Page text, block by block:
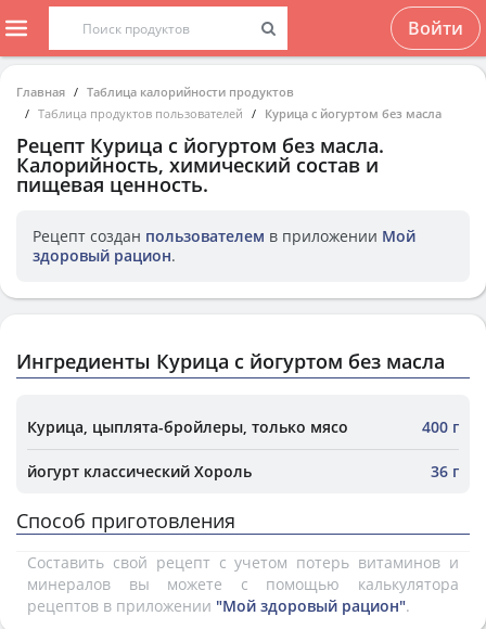
Войти
Главная
Таблица калорийности продуктов
Таблица продуктов пользователей
Курица с йогуртом без масла
Рецепт Курица с йогуртом без масла.
Калорийность, химический состав и
пищевая ценность.
Рецепт создан пользователем в приложении Мой
здоровый рацион.
Ингредиенты Курица с йогуртом без масла
Курица, цыплята-бройлеры, только мясо 400 г
йогурт классический Хороль 36 г
Способ приготовления
Составить свой рецепт с учетом потерь витаминов и
минералов вы можете с помощью калькулятора
рецептов в приложении "Мой здоровый рацион".